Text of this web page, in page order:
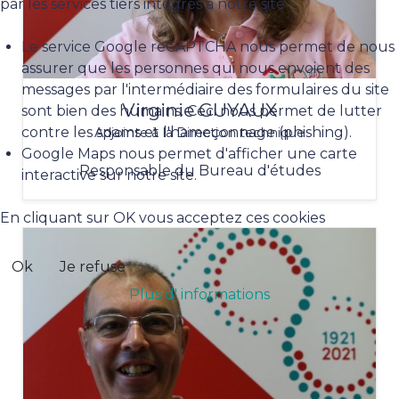
Virginie GUYAUX
Adjointe à la Direction technique
Responsable du Bureau d'études
par les services tiers intégrés à notre site :
Le service Google reCAPTCHA nous permet de nous
assurer que les personnes qui nous envoient des
messages par l'intermédiaire des formulaires du site
sont bien des humains. Ceci nous permet de lutter
contre les spams et l'hameçonnage (phishing).
Google Maps nous permet d'afficher une carte
interactive sur notre site.
En cliquant sur OK vous acceptez ces cookies
Ok
Je refuse
Plus d' informations